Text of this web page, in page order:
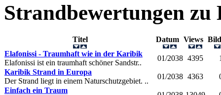
Strandbewertungen zu
Titel Datum Views
Elafonissi - Traumhaft wie in der Karibik
Elafonissi ist ein traumhaft schöner Sandstr..
01/2038 4395
Karibik Strand in Europa
Der Strand liegt in einem Naturschutzgebiet. ..
01/2038 4363
Einfach ein Traum